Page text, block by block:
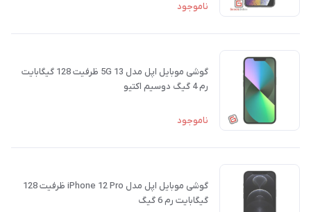
ناموجود
گوشی موبایل اپل مدل 13 5G ظرفیت 128 گیگابایت
رم 4 گیگ دوسیم اکتیو
ناموجود
گوشی موبایل اپل مدل iPhone 12 Pro ظرفیت 128
گیگابایت رم 6 گیگ